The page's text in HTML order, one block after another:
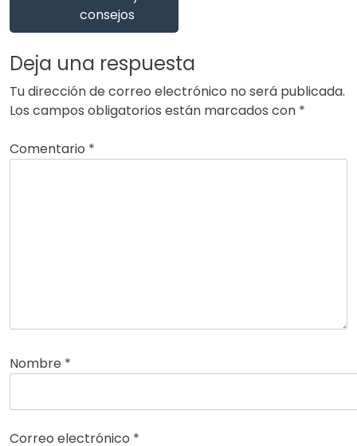
consejos
Deja una respuesta
Tu dirección de correo electrónico no será publicada.
Los campos obligatorios están marcados con *
Comentario *
Nombre *
Correo electrónico *